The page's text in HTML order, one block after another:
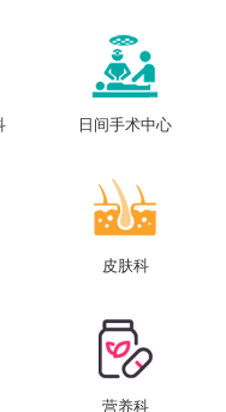
日间手术中心
皮肤科
营养科